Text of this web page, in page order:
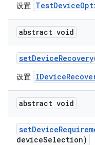
设置
abstract void
setDeviceRecovery
设置
abstract void
setDevice
deviceSelection)